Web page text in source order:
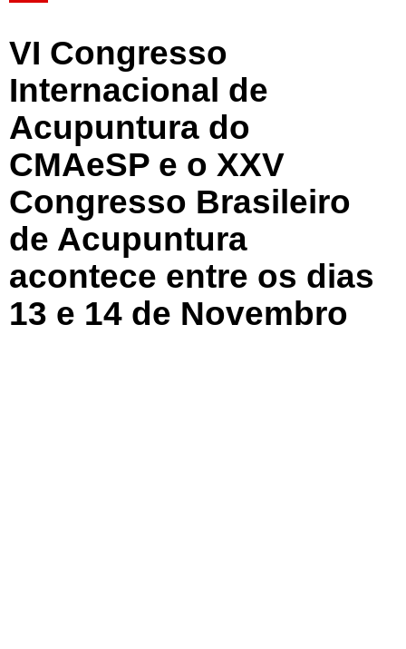
VI Congresso
Internacional de
Acupuntura do
CMAeSP e o XXV
Congresso Brasileiro
de Acupuntura
acontece entre os dias
13 e 14 de Novembro